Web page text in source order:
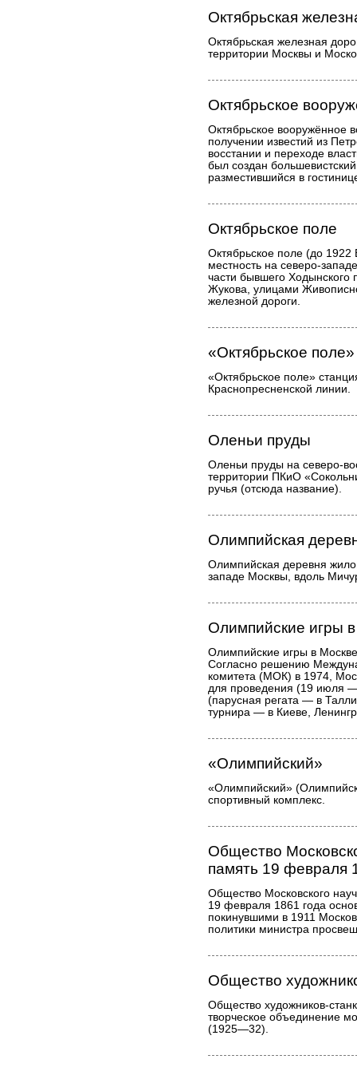
Октябрьская
Октябрьская железная
территории Москвы и
Октябрьское
Октябрьское вооружённое
получении известий из
восстании и переходе
был создан
разместившийся в
Октябрьское поле
Октябрьское поле (до
местность на северо-
части бывшего
Жукова, улицами
железной дороги.
«Октябрьское поле»
«Октябрьское поле»
Краснопресненской линии.
Оленьи пруды
Оленьи пруды на северо-
территории ПКиО
ручья (отсюда название).
Олимпийская
Олимпийская деревня
западе Москвы, вдоль
Олимпийские игры
Олимпийские игры в
Согласно решению
комитета (МОК) в 1974,
для проведения (19 июля
(парусная регата — в
турнира — в Киеве,
«Олимпийский»
«Олимпийский»
спортивный комплекс.
Общество
память 19 февраля
Общество Московского
19 февраля 1861 года
покинувшими в 1911
политики министра
Общество
Общество художников-
творческое объединение
(1925—32).